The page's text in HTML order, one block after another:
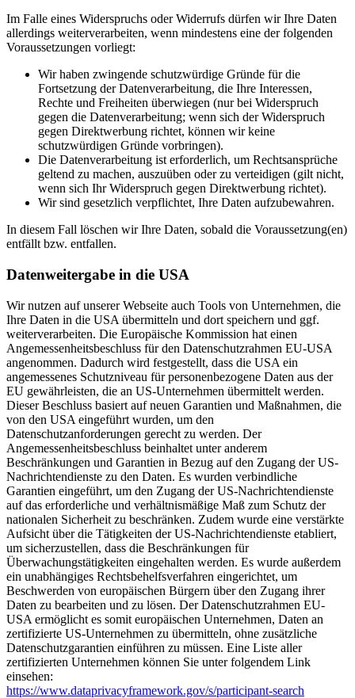
Im Falle eines Widerspruchs oder Widerrufs dürfen wir Ihre Daten
allerdings weiterverarbeiten, wenn mindestens eine der folgenden
Voraussetzungen vorliegt:
Wir haben zwingende schutzwürdige Gründe für die
Fortsetzung der Datenverarbeitung, die Ihre Interessen,
Rechte und Freiheiten überwiegen (nur bei Widerspruch
gegen die Datenverarbeitung; wenn sich der Widerspruch
gegen Direktwerbung richtet, können wir keine
schutzwürdigen Gründe vorbringen).
Die Datenverarbeitung ist erforderlich, um Rechtsansprüche
geltend zu machen, auszuüben oder zu verteidigen (gilt nicht,
wenn sich Ihr Widerspruch gegen Direktwerbung richtet).
Wir sind gesetzlich verpflichtet, Ihre Daten aufzubewahren.
In diesem Fall löschen wir Ihre Daten, sobald die Voraussetzung(en)
entfällt bzw. entfallen.
Datenweitergabe in die USA
Wir nutzen auf unserer Webseite auch Tools von Unternehmen, die
Ihre Daten in die USA übermitteln und dort speichern und ggf.
weiterverarbeiten. Die Europäische Kommission hat einen
Angemessenheitsbeschluss für den Datenschutzrahmen EU-USA
angenommen. Dadurch wird festgestellt, dass die USA ein
angemessenes Schutzniveau für personenbezogene Daten aus der
EU gewährleisten, die an US-Unternehmen übermittelt werden.
Dieser Beschluss basiert auf neuen Garantien und Maßnahmen, die
von den USA eingeführt wurden, um den
Datenschutzanforderungen gerecht zu werden. Der
Angemessenheitsbeschluss beinhaltet unter anderem
Beschränkungen und Garantien in Bezug auf den Zugang der US-
Nachrichtendienste zu den Daten. Es wurden verbindliche
Garantien eingeführt, um den Zugang der US-Nachrichtendienste
auf das erforderliche und verhältnismäßige Maß zum Schutz der
nationalen Sicherheit zu beschränken. Zudem wurde eine verstärkte
Aufsicht über die Tätigkeiten der US-Nachrichtendienste etabliert,
um sicherzustellen, dass die Beschränkungen für
Überwachungstätigkeiten eingehalten werden. Es wurde außerdem
ein unabhängiges Rechtsbehelfsverfahren eingerichtet, um
Beschwerden von europäischen Bürgern über den Zugang ihrer
Daten zu bearbeiten und zu lösen. Der Datenschutzrahmen EU-
USA ermöglicht es somit europäischen Unternehmen, Daten an
zertifizierte US-Unternehmen zu übermitteln, ohne zusätzliche
Datenschutzgarantien einführen zu müssen. Eine Liste aller
zertifizierten Unternehmen können Sie unter folgendem Link
einsehen:
https://www.dataprivacyframework.gov/s/participant-search